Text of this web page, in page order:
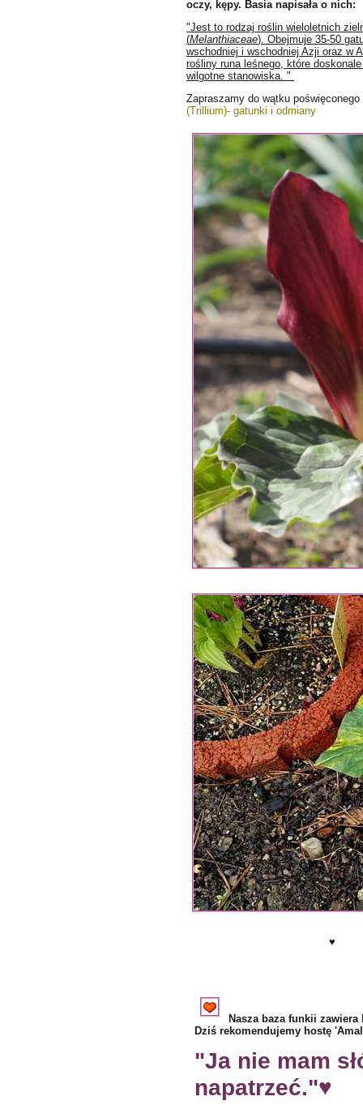
oczy, kępy. Basia napisała o nich:
"Jest to rodzaj roślin wieloletnich
(Melanthiaceae). Obejmuje 35-50
wschodniej i wschodniej Azji oraz w
rośliny runa leśnego, które
wilgotne stanowiska. "
Zapraszamy do wątku
(Trillium)- gatunki i odmiany
♥
Nasza baza funkii
Dziś rekomendujemy hostę
"Ja nie mam
napatrzeć."♥